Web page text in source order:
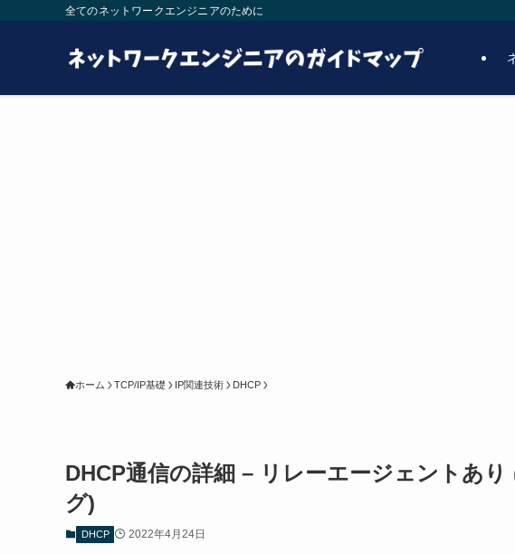
全てのネットワークエンジニアのために
ホーム TCP/IP基礎 IP関連技術 DHCP
DHCP通信の詳細 – リレーエージェントあ
グ)
DHCP 2022年4月24日